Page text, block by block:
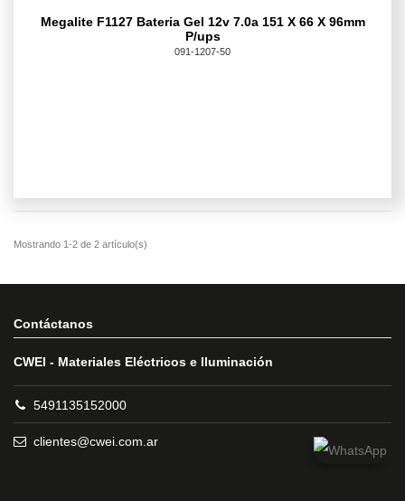
Megalite F1127 Bateria Gel 12v 7.0a 151 X 66 X 96mm
P/ups
091-1207-50
Contáctanos
CWEI - Materiales Eléctricos e Iluminación
5491135152000
clientes@cwei.com.ar